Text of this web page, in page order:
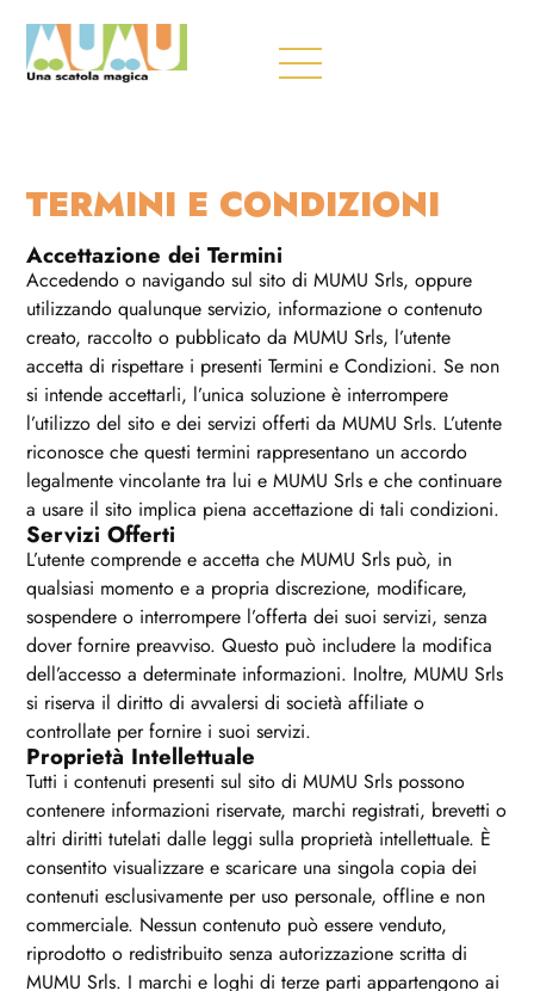
TERMINI E CONDIZIONI
Accettazione dei Termini
Accedendo o navigando sul sito di MUMU Srls, oppure
utilizzando qualunque servizio, informazione o contenuto
creato, raccolto o pubblicato da MUMU Srls, l’utente
accetta di rispettare i presenti Termini e Condizioni. Se non
si intende accettarli, l’unica soluzione è interrompere
l’utilizzo del sito e dei servizi offerti da MUMU Srls. L’utente
riconosce che questi termini rappresentano un accordo
legalmente vincolante tra lui e MUMU Srls e che continuare
a usare il sito implica piena accettazione di tali condizioni.
Servizi Offerti
L’utente comprende e accetta che MUMU Srls può, in
qualsiasi momento e a propria discrezione, modificare,
sospendere o interrompere l’offerta dei suoi servizi, senza
dover fornire preavviso. Questo può includere la modifica
dell’accesso a determinate informazioni. Inoltre, MUMU Srls
si riserva il diritto di avvalersi di società affiliate o
controllate per fornire i suoi servizi.
Proprietà Intellettuale
Tutti i contenuti presenti sul sito di MUMU Srls possono
contenere informazioni riservate, marchi registrati, brevetti o
altri diritti tutelati dalle leggi sulla proprietà intellettuale. È
consentito visualizzare e scaricare una singola copia dei
contenuti esclusivamente per uso personale, offline e non
commerciale. Nessun contenuto può essere venduto,
riprodotto o redistribuito senza autorizzazione scritta di
MUMU Srls. I marchi e loghi di terze parti appartengono ai